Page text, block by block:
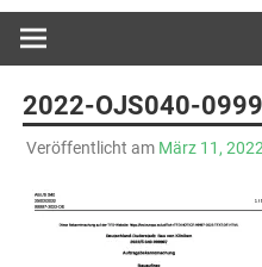
2022-OJS040-
Veröffentlicht am März 11, 2022